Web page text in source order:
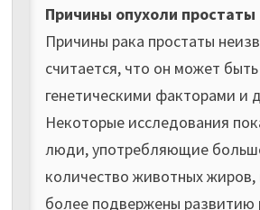
Причины опухоли простаты
Причины рака простаты
считается, что он может быть
генетическими факторами и
Некоторые исследования
люди, употребляющие
количество животных жиров,
более подвержены развитию